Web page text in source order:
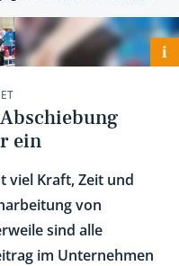
i
ein
viel Kraft, Zeit und
von
sind alle
im Unternehmen